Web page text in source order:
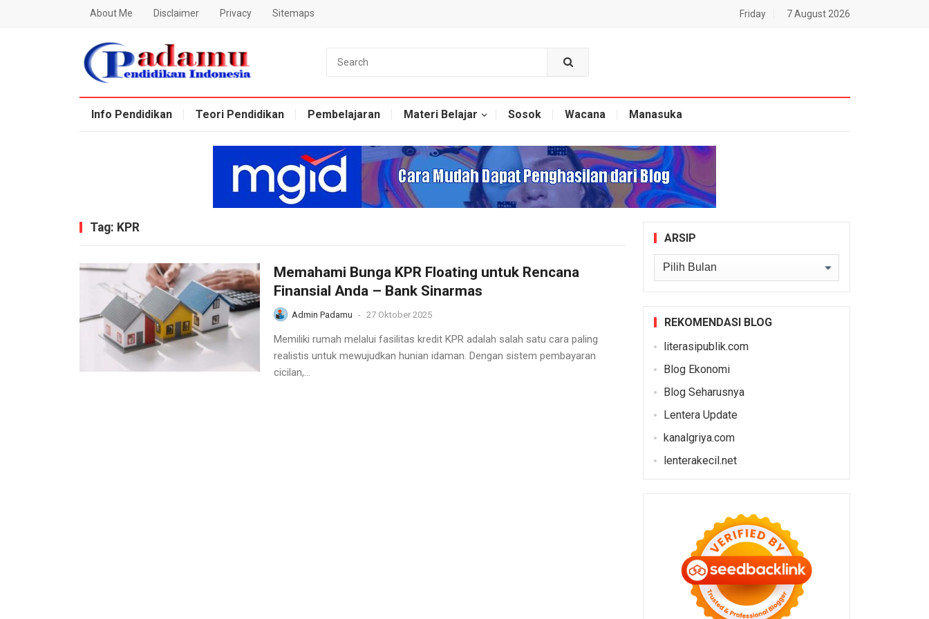
About Me Disclaimer Privacy Sitemaps Friday 7 August 2026
Blog Padamu
Info Pendidikan
Teori Pendidikan Pembelajaran Materi Belajar Sosok Wacana Manasuka
Tag: KPR
Memahami Bunga KPR Floating untuk Rencana
Finansial Anda – Bank Sinarmas
Admin Padamu - 27 Oktober 2025
Memiliki rumah melalui fasilitas kredit KPR adalah salah satu cara paling
realistis untuk mewujudkan hunian idaman. Dengan sistem pembayaran
cicilan,...
ARSIP
Arsip
REKOMENDASI BLOG
literasipublik.com
Blog Ekonomi
Blog Seharusnya
Lentera Update
kanalgriya.com
lenterakecil.net